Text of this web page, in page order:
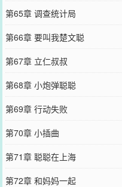
第65章 调查统计局
第66章 要叫我楚文聪
第67章 立仁叔叔
第68章 小炮弹聪聪
第69章 行动失败
第70章 小插曲
第71章 聪聪在上海
第72章 和妈妈一起